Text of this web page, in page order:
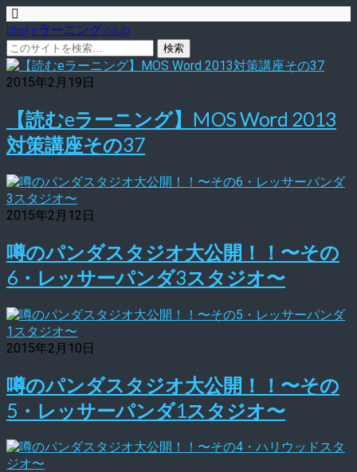
blog.eラーニング.co.jp
2015年2月19日
【読むeラーニング】MOS Word 2013
対策講座その37
2015年2月12日
噂のパンダスタジオ大公開！！〜その
6・レッサーパンダ3スタジオ〜
2015年2月10日
噂のパンダスタジオ大公開！！〜その
5・レッサーパンダ1スタジオ〜